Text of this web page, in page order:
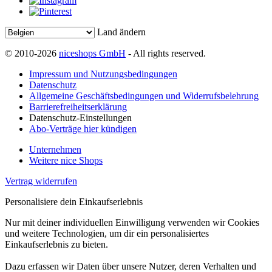
Land ändern
© 2010-2026 niceshops GmbH - All rights reserved.
Impressum und Nutzungsbedingungen
Datenschutz
Allgemeine Geschäftsbedingungen und Widerrufsbelehrung
Barrierefreiheitserklärung
Datenschutz-Einstellungen
Abo-Verträge hier kündigen
Unternehmen
Weitere nice Shops
Vertrag widerrufen
Personalisiere dein Einkaufserlebnis
Nur mit deiner individuellen Einwilligung verwenden wir Cookies
und weitere Technologien, um dir ein personalisiertes
Einkaufserlebnis zu bieten.
Dazu erfassen wir Daten über unsere Nutzer, deren Verhalten und